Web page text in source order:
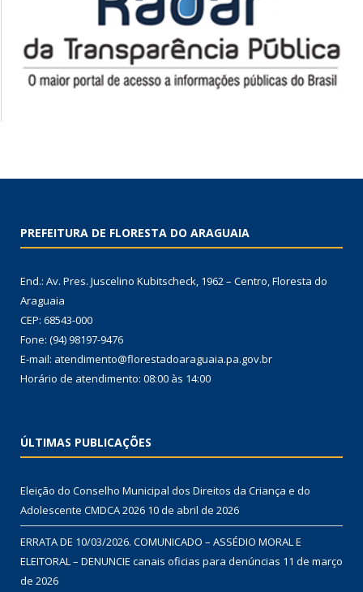
PREFEITURA DE FLORESTA DO ARAGUAIA
End.: Av. Pres. Juscelino Kubitscheck, 1962 – Centro, Floresta do
Araguaia
CEP: 68543-000
Fone: (94) 98197-9476
E-mail: atendimento@florestadoaraguaia.pa.gov.br
Horário de atendimento: 08:00 às 14:00
ÚLTIMAS PUBLICAÇÕES
Eleição do Conselho Municipal dos Direitos da Criança e do
Adolescente CMDCA 2026 10 de abril de 2026
ERRATA DE 10/03/2026. COMUNICADO – ASSÉDIO MORAL E
ELEITORAL – DENUNCIE canais oficias para denúncias 11 de março
de 2026